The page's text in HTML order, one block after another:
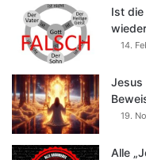
Ist die
14.
Jesus
19.
Alle